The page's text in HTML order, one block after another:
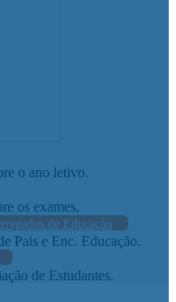
o ano letivo.
os exames.
de Educação
Pais e Enc. Educação.
de Estudantes.